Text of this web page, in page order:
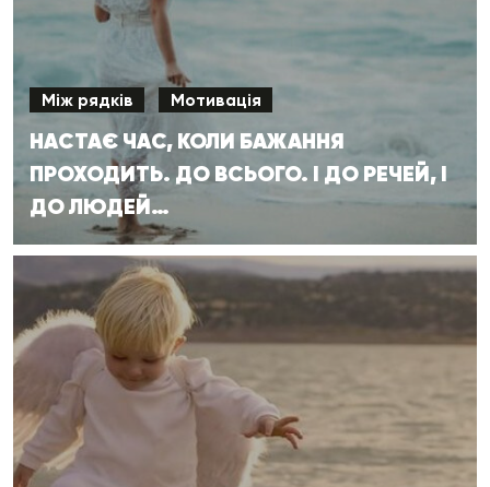
Між рядків Мотивація
НАСТАЄ ЧАС, КОЛИ БАЖАННЯ
ПРОХОДИТЬ. ДО ВСЬОГО. І ДО РЕЧЕЙ, І
ДО ЛЮДЕЙ…